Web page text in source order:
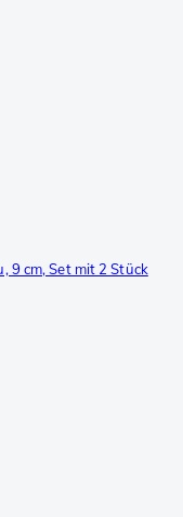
9 cm, Set mit 2 Stück